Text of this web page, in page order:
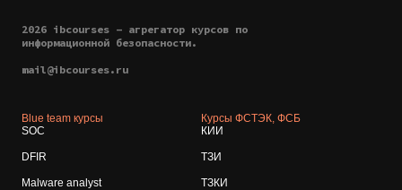
2026 ibcourses - агрегатор курсов по
информационной безопасности.
mail@ibcourses.ru
Blue team курсы
SOC
DFIR
Malware analyst
Курсы ФСТЭК, ФСБ
КИИ
ТЗИ
ТЗКИ